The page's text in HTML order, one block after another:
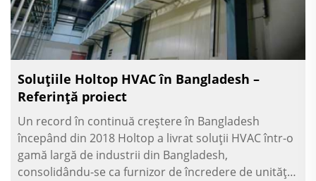
Soluțiile Holtop HVAC în Bangladesh –
Referință proiect
Un record în continuă creștere în Bangladesh
începând din 2018 Holtop a livrat soluții HVAC într-o
gamă largă de industrii din Bangladesh,
consolidându-se ca furnizor de încredere de unități